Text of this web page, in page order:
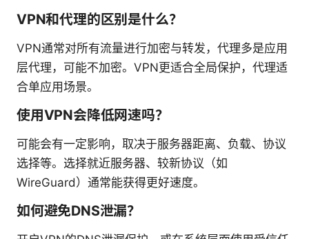
VPN和代理的区别是什么？
VPN通常对所有流量进行加密与转发，代理多是应用
层代理，可能不加密。VPN更适合全局保护，代理适
合单应用场景。
使用VPN会降低网速吗？
可能会有一定影响，取决于服务器距离、负载、协议
选择等。选择就近服务器、较新协议（如
WireGuard）通常能获得更好速度。
如何避免DNS泄漏？